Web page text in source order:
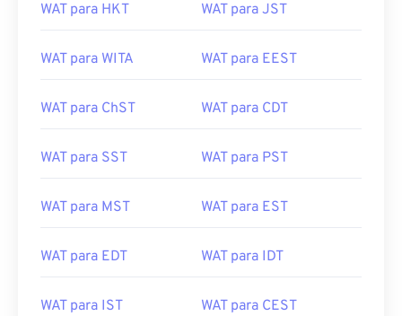
WAT para HKT WAT para JST
WAT para WITA WAT para EEST
WAT para ChST WAT para CDT
WAT para SST WAT para PST
WAT para MST WAT para EST
WAT para EDT WAT para IDT
WAT para IST WAT para CEST